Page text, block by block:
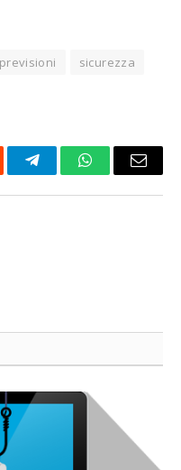
previsioni
sicurezza
TelegramWhatsAppEmail